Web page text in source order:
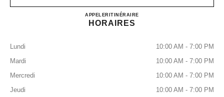
APPELER+49 03088708280
ITINÉRAIRECHANEL BERLIN
HORAIRES
Lundi
10:00 AM - 7:00 PM
Mardi
10:00 AM - 7:00 PM
Mercredi
10:00 AM - 7:00 PM
Jeudi
10:00 AM - 7:00 PM